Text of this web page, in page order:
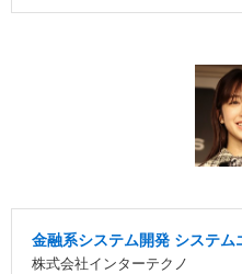
金融系システム開発 システム
株式会社インターテクノ